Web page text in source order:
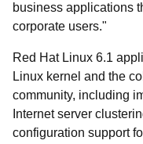
business applications
corporate users."
Red Hat Linux 6.1
Linux kernel and the
community, including
Internet server
configuration support